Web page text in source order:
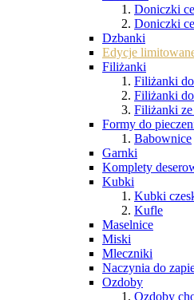
Doniczki
Doniczki
Dzbanki
Edycje
Filiżanki
Filiżanki do
Filiżanki
Filiżanki
Formy do
Babownice
Garnki
Komplety
Kubki
Kubki
Kufle
Maselnice
Miski
Mleczniki
Naczynia do
Ozdoby
Ozdoby